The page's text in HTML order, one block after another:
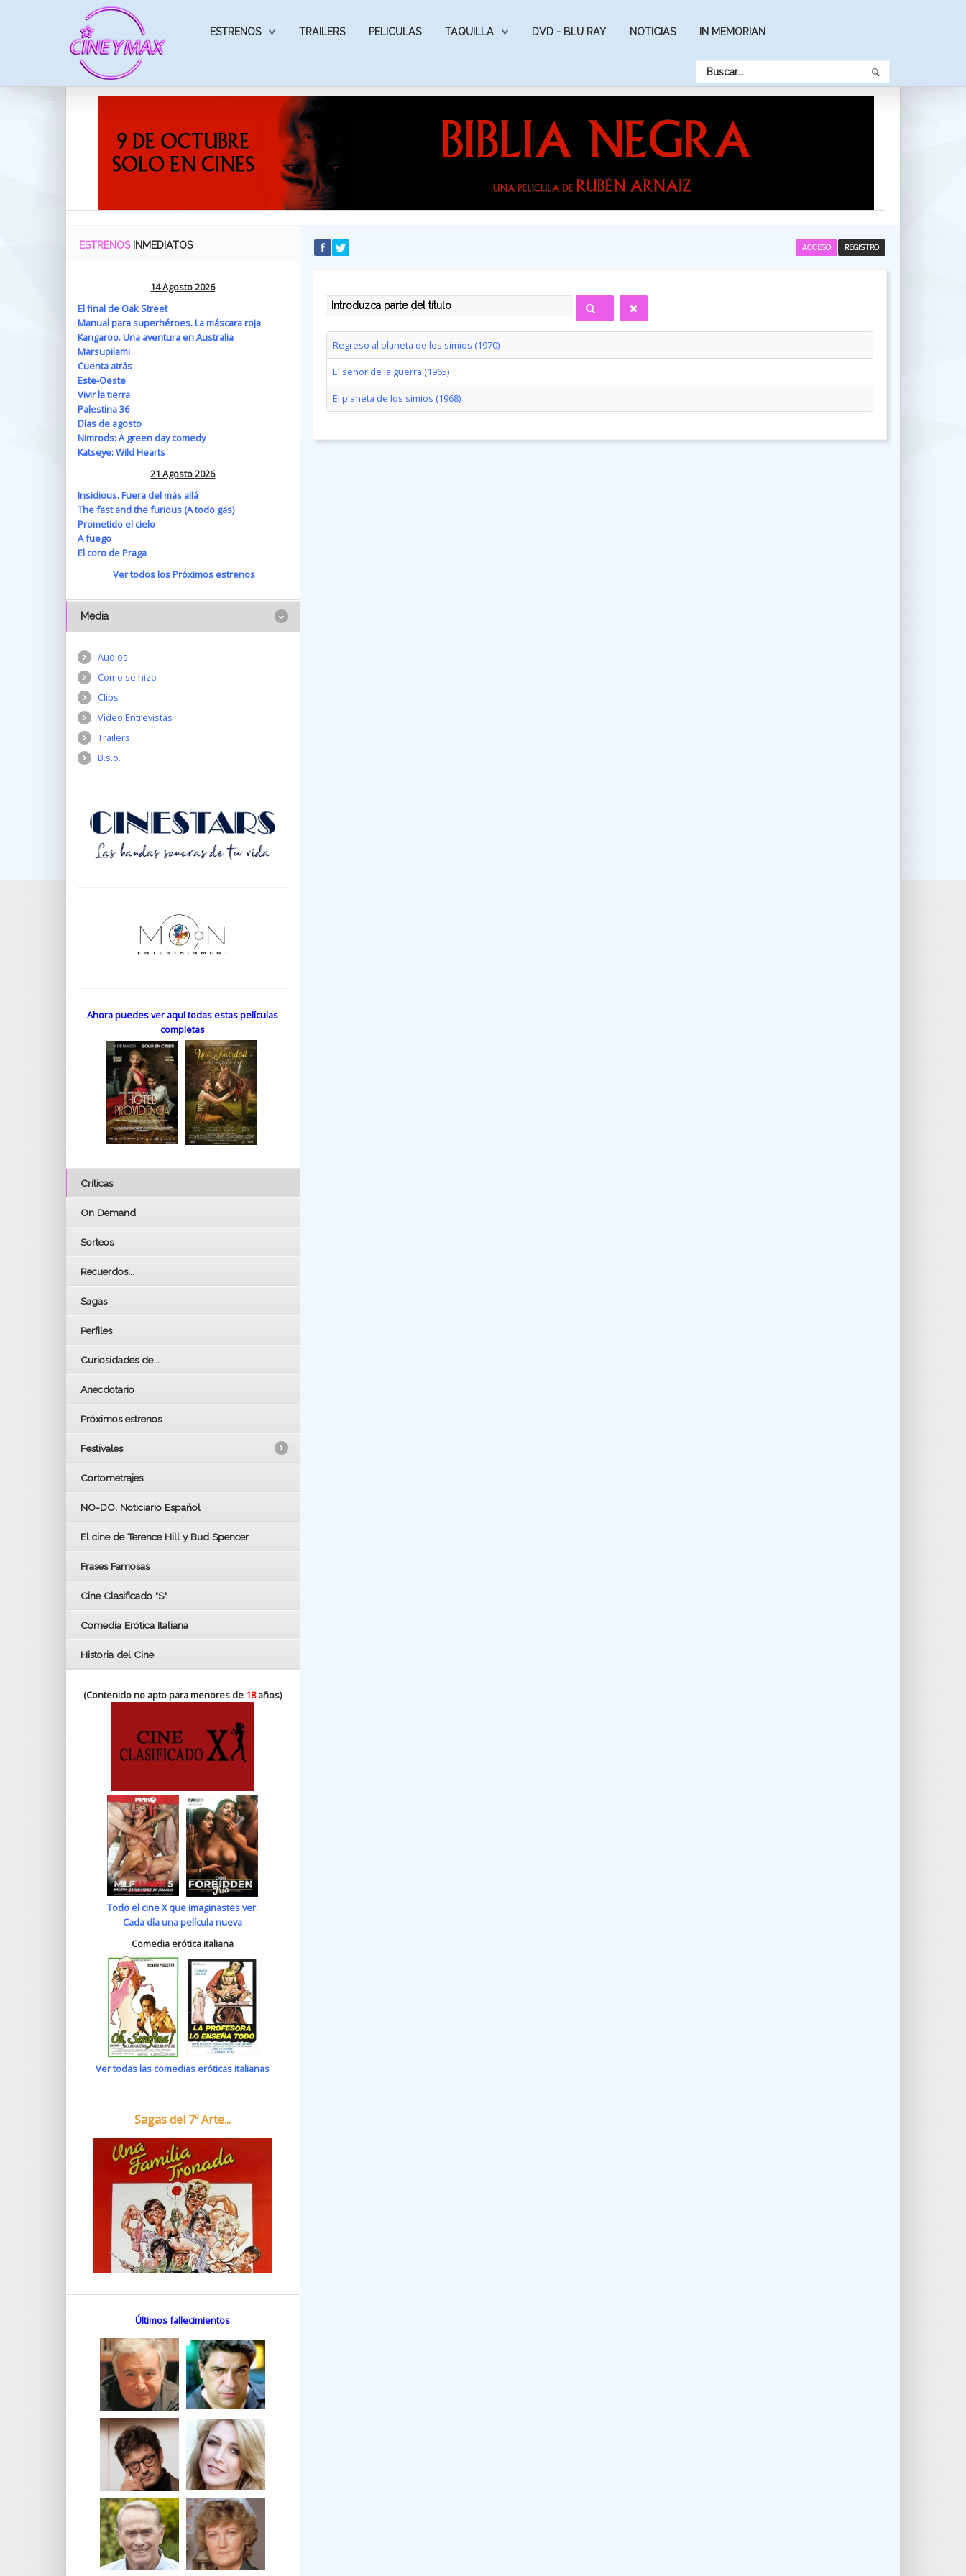
ESTRENOS TRAILERS PELICULAS TAQUILLA DVD - BLU RAY NOTICIAS IN MEMORIAN
REGISTRO
ACCESO
INTRODUZCA PARTE DEL TÍTULO
Regreso al planeta de los simios (1970)
El señor de la guerra (1965)
El planeta de los simios (1968)
ESTRENOS INMEDIATOS
14 Agosto 2026
El final de Oak Street
Manual para superhéroes. La máscara roja
Kangaroo. Una aventura en Australia
Marsupilami
Cuenta atrás
Este-Oeste
Vivir la tierra
Palestina 36
Días de agosto
Nimrods: A green day comedy
Katseye: Wild Hearts
21 Agosto 2026
Insidious. Fuera del más allá
The fast and the furious (A todo gas)
Prometido el cielo
A fuego
El coro de Praga
Ver todos los Próximos estrenos
Media
Audios
Como se hizo
Clips
Vídeo Entrevistas
Trailers
B.s.o.
Ahora puedes ver aquí todas estas películas
completas
Críticas
On Demand
Sorteos
Recuerdos...
Sagas
Perfiles
Curiosidades de...
Anecdotario
Próximos estrenos
Festivales
LOS OSCARS
BAFTA
Cortometrajes
NO-DO. Noticiario Español
El cine de Terence Hill y Bud Spencer
Frases Famosas
Cine Clasificado "S"
Comedia Erótica Italiana
Historia del Cine
(Contenido no apto para menores de 18años)
Todo el cine X que imaginastes ver.
Cada día una película nueva
Comedia erótica italiana
Ver todas las comedias eróticas italianas
Sagas del 7º Arte...
Últimos fallecimientos